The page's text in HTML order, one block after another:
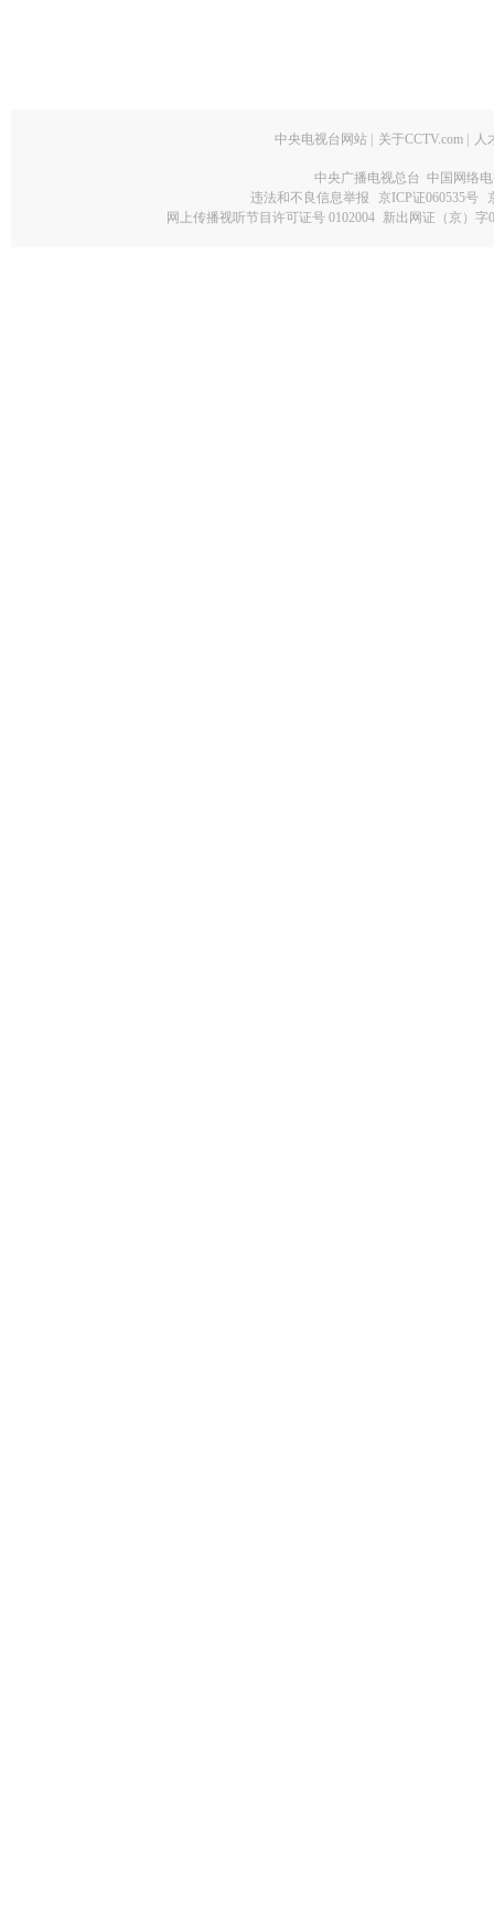
中央电视台网站 关于CCTV.com 人
中央广播电视总台 中国网络
违法和不良信息举报
京ICP证060535号
网上传播视听节目许可证号 0102004 新出网证（京）